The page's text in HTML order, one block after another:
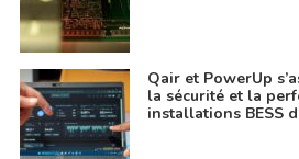
Qair et PowerUp
la sécurité et la
installations BESS